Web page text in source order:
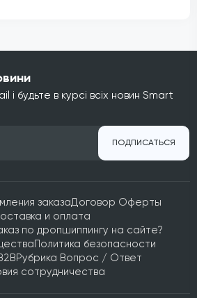
і будьте в курсі всіх новин Smart
ПОДПИСАТЬСЯ
заказаДоговор Оферты
и оплата
по дропшиппингу на сайте?
Политика безопасности
Рубрика Вопрос / Ответ
сотрудничества